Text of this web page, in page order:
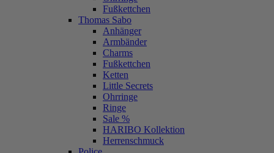
Fußkettchen
Thomas Sabo
Anhänger
Armbänder
Charms
Fußkettchen
Ketten
Little Secrets
Ohrringe
Ringe
Sale %
HARIBO Kollektion
Herrenschmuck